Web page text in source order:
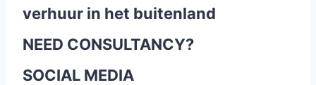
verhuur in het buitenland
NEED CONSULTANCY?
SOCIAL MEDIA